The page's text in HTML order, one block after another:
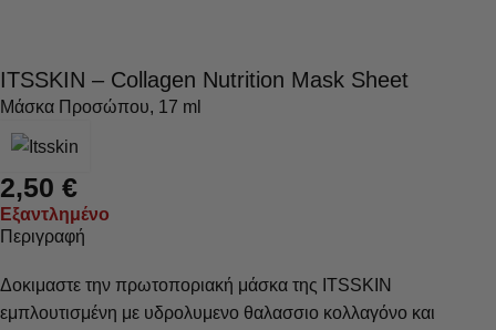
ITSSKIN – Collagen Nutrition Mask Sheet
Μάσκα Προσώπου, 17 ml
2,50 €
Εξαντλημένο
Περιγραφή
Δοκιμαστε την πρωτοποριακή μάσκα της ITSSKIN
εμπλουτισμένη με υδρολυμενο θαλασσιο κολλαγόνο και